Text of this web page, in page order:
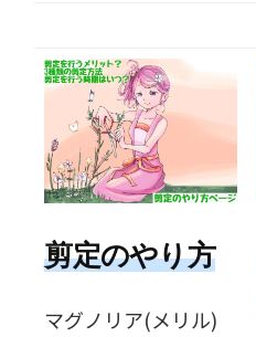
剪定のやり方
マグノリア(メリル)